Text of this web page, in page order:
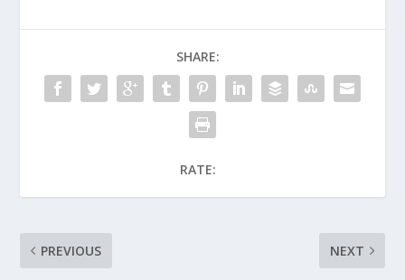
SHARE:
RATE:
PREVIOUS NEXT